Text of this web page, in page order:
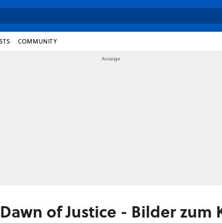
COMMUNITY
of Justice - Bilder zum